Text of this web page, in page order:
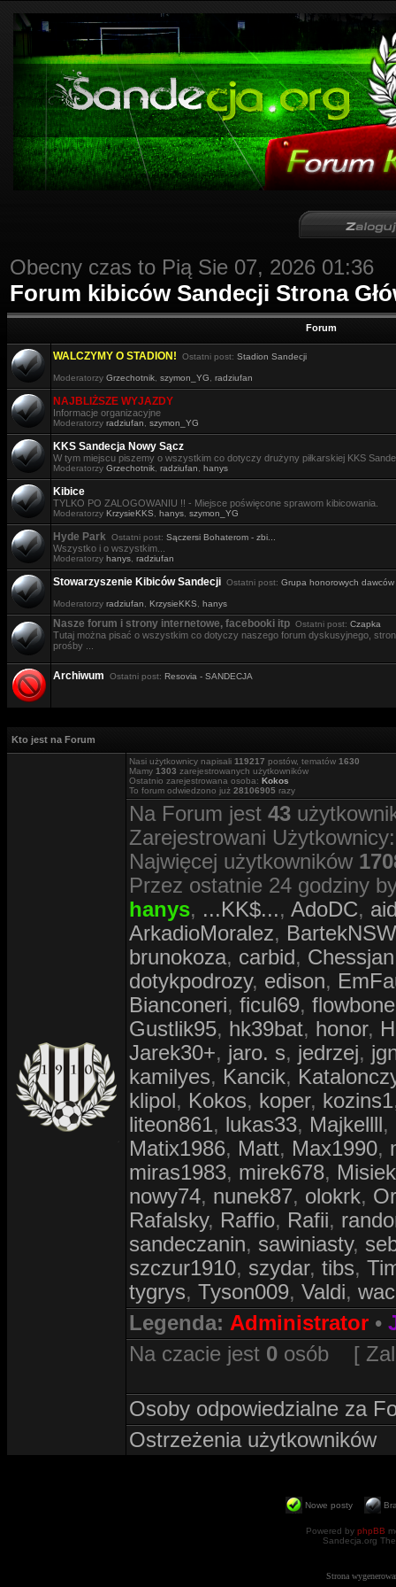
Obecny czas to Pią Sie 07, 2026 01:36
Forum kibiców Sandecji Strona
Forum
WALCZYMY O STADION! Ostatni post: Stadion Sandecji
Moderatorzy Grzechotnik szymon_YG radziufan
NAJBLIŻSZE WYJAZDY
Informacje organizacyjne
Moderatorzy radziufan szymon_YG
KKS Sandecja Nowy Sącz
W tym miejscu piszemy o wszystkim co dotyczy drużyny piłkarskiej KKS
Moderatorzy Grzechotnik radziufan hanys
Kibice
TYLKO PO ZALOGOWANIU !! - Miejsce poświęcone sprawom kibicowania.
Moderatorzy KrzysieKKS hanys szymon_YG
Hyde Park Ostatni post: Sączersi Bohaterom - zbi...
Wszystko i o wszystkim...
Moderatorzy hanys radziufan
Stowarzyszenie Kibiców Sandecji Ostatni post: Grupa honorowych dawców
Moderatorzy radziufan KrzysieKKS hanys
Nasze forum i strony internetowe, facebooki itp Ostatni post: Czapka
Tutaj można pisać o wszystkim co dotyczy naszego forum dyskusyjnego,
prośby ...
Archiwum Ostatni post: Resovia - SANDECJA
Kto jest na Forum
Nasi użytkownicy napisali 119217 postów, tematów 1630
Mamy 1303 zarejestrowanych użytkowników
Ostatnio zarejestrowana osoba: Kokos
To forum odwiedzono już 28106905 razy
Na Forum jest 43
Zarejestrowani
Najwięcej użytkowników
Przez ostatnie 24 godziny
hanys, ...KK$..., AdoDC,
ArkadioMoralez,
brunokoza, carbid, Chessjan
dotykpodrozy, edison,
Bianconeri, ficul69, flowbone
Gustlik95, hk39bat, honor,
Jarek30+, jaro. s, jedrzej,
kamilyes, Kancik,
klipol, Kokos, koper, kozins1
liteon861, lukas33, Majkellll,
Matix1986, Matt, Max1990,
miras1983, mirek678, Misiek
nowy74, nunek87, olokrk,
Rafalsky, Raffio, Rafii,
sandeczanin, sawiniasty,
szczur1910, szydar, tibs,
tygrys, Tyson009, Valdi,
Legenda: Administrator •
Na czacie jest 0 osób [
Osoby odpowiedzialne za
Ostrzeżenia użytkowników
Nowe posty
Powered by phpBB
Sandecja.org
Strona